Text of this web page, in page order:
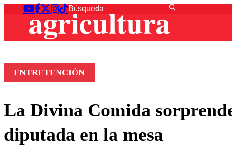
ENTRETENCIÓN
La Divina Comida
diputada en la mesa